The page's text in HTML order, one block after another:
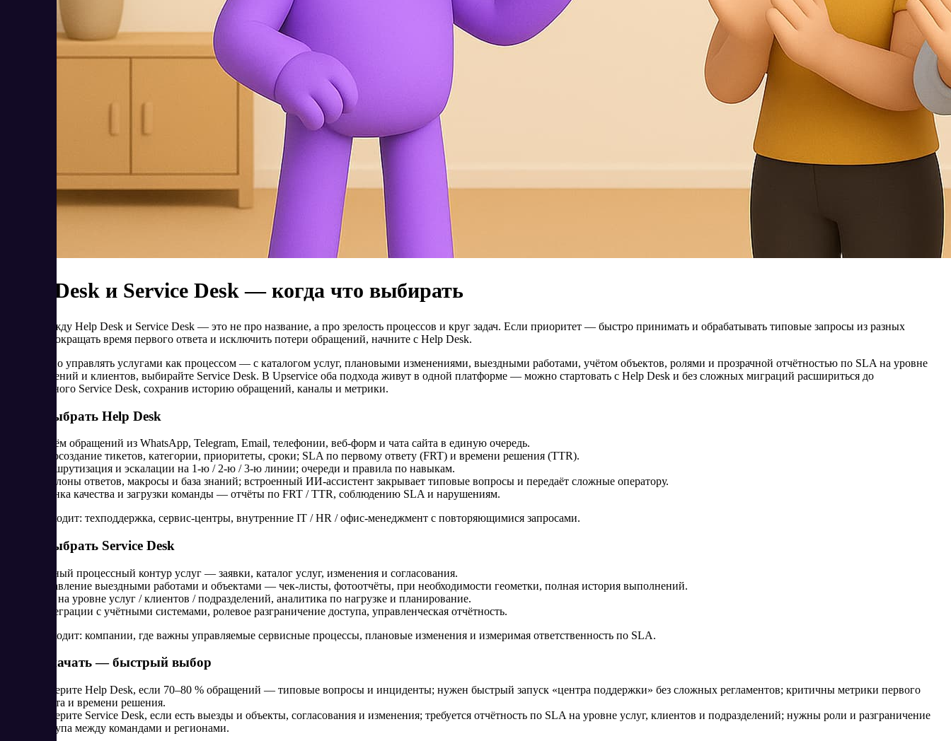
Help Desk и Service Desk — когда что выбирать
Выбор между Help Desk и Service Desk — это не про название, а про зрелость процессов и круг задач. Если приоритет — быстро принимать и обрабатывать типовые запросы из разных
каналов, сокращать время первого ответа и исключить потери обращений, начните с Help Desk.
Если важно управлять услугами как процессом — с каталогом услуг, плановыми изменениями, выездными работами, учётом объектов, ролями и прозрачной отчётностью по SLA на уровне
подразделений и клиентов, выбирайте Service Desk. В Upservice оба подхода живут в одной платформе — можно стартовать с Help Desk и без сложных миграций расшириться до
полноценного Service Desk, сохранив историю обращений, каналы и метрики.
Когда выбрать Help Desk
Приём обращений из WhatsApp, Telegram, Email, телефонии, веб-форм и чата сайта в единую очередь.
Автосоздание тикетов, категории, приоритеты, сроки; SLA по первому ответу (FRT) и времени решения (TTR).
Маршрутизация и эскалации на 1-ю / 2-ю / 3-ю линии; очереди и правила по навыкам.
Шаблоны ответов, макросы и база знаний; встроенный ИИ-ассистент закрывает типовые вопросы и передаёт сложные оператору.
Оценка качества и загрузки команды — отчёты по FRT / TTR, соблюдению SLA и нарушениям.
Кому подходит: техподдержка, сервис-центры, внутренние IT / HR / офис-менеджмент с повторяющимися запросами.
Когда выбрать Service Desk
Единый процессный контур услуг — заявки, каталог услуг, изменения и согласования.
Управление выездными работами и объектами — чек-листы, фотоотчёты, при необходимости геометки, полная история выполнений.
SLA на уровне услуг / клиентов / подразделений, аналитика по нагрузке и планирование.
Интеграции с учётными системами, ролевое разграничение доступа, управленческая отчётность.
Кому подходит: компании, где важны управляемые сервисные процессы, плановые изменения и измеримая ответственность по SLA.
С чего начать — быстрый выбор
Выберите Help Desk, если 70–80 % обращений — типовые вопросы и инциденты; нужен быстрый запуск «центра поддержки» без сложных регламентов; критичны метрики первого
ответа и времени решения.
Выберите Service Desk, если есть выезды и объекты, согласования и изменения; требуется отчётность по SLA на уровне услуг, клиентов и подразделений; нужны роли и разграничение
доступа между командами и регионами.